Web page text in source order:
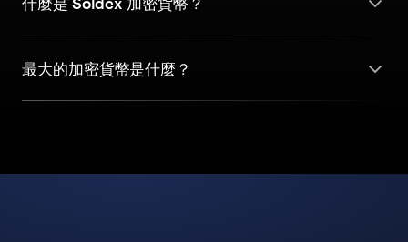
最大的加密貨幣是什麼？